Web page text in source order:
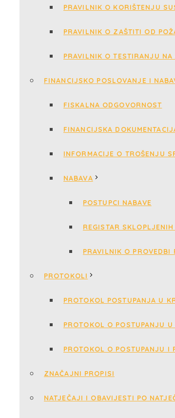
PRAVILNIK O KORIŠTENJU
PRAVILNIK O ZAŠTITI OD
PRAVILNIK O TESTIRANJU
FINANCIJSKO POSLOVANJE I
FISKALNA ODGOVORNOST
FINANCIJSKA
INFORMACIJE O TROŠENJU
NABAVA
POSTUPCI NABAVE
REGISTAR
PRAVILNIK O PROVEDBI
PROTOKOLI
PROTOKOL POSTUPANJA U
PROTOKOL O POSTUPANJU
PROTOKOL O POSTUPANJU I
ZNAČAJNI PROPISI
NATJEČAJI I OBAVIJESTI PO